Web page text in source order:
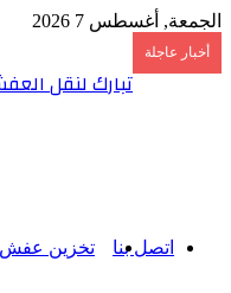
الجمعة, أغسطس 7 2026
أخبار عاجلة
تبارك لنقل العفش و
اتصل بنا
تخزين عفش